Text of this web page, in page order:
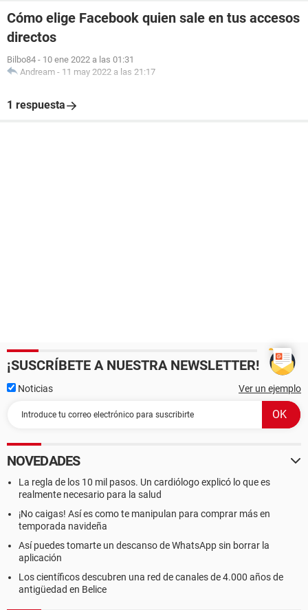
Cómo elige Facebook quien sale en tus accesos
directos
Bilbo84 - 10 ene 2022 a las 01:31
Andream - 11 may 2022 a las 21:17
1 respuesta
¡SUSCRÍBETE A NUESTRA NEWSLETTER!
Noticias Ver un ejemplo
NOVEDADES
La regla de los 10 mil pasos. Un cardiólogo explicó lo que es
realmente necesario para la salud
¡No caigas! Así es como te manipulan para comprar más en
temporada navideña
Así puedes tomarte un descanso de WhatsApp sin borrar la
aplicación
Los científicos descubren una red de canales de 4.000 años de
antigüedad en Belice